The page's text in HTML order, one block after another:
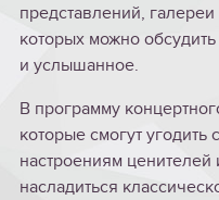
представлений,
которых можно
и услышанное.
В программу
которые смогут
настроениям ценителей
насладиться